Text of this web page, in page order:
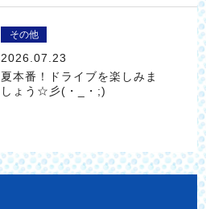
その他
2026.07.23
夏本番！ドライブを楽しみま
しょう☆彡(・_・;)